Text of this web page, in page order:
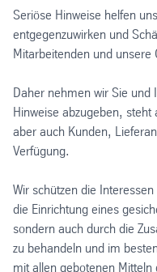
Seriöse Hinweise helfen
entgegenzuwirken und
Mitarbeitenden und unsere
Daher nehmen wir Sie und
Hinweise abzugeben,
aber auch Kunden,
Verfügung.
Wir schützen die
die Einrichtung eines
sondern auch durch die
zu behandeln und im
mit allen gebotenen